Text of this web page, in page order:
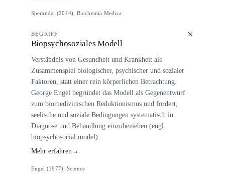
Sperandei (2014), Biochemia Medica
BEGRIFF
Biopsychosoziales Modell
Verständnis von Gesundheit und Krankheit als
Zusammenspiel biologischer, psychischer und sozialer
Faktoren, statt einer rein körperlichen Betrachtung.
George Engel begründet das Modell als Gegenentwurf
zum biomedizinischen Reduktionismus und fordert,
seelische und soziale Bedingungen systematisch in
Diagnose und Behandlung einzubeziehen (engl.
biopsychosocial model).
Mehr erfahren→
Engel (1977), Science